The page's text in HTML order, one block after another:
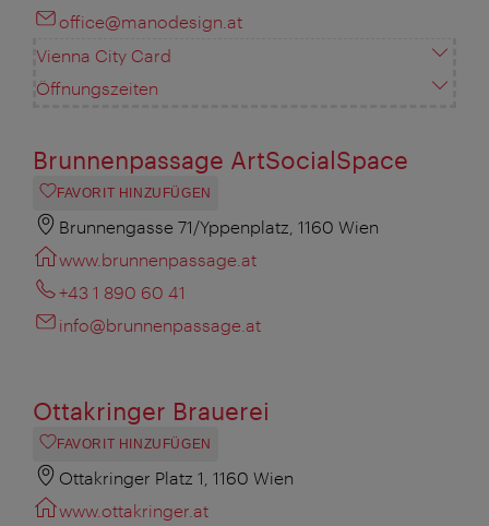
office@manodesign.at
Vienna City Card
Öffnungszeiten
Brunnenpassage ArtSocialSpace
FAVORIT HINZUFÜGEN
Brunnengasse 71/Yppenplatz, 1160 Wien
www.brunnenpassage.at
+43 1 890 60 41
info@brunnenpassage.at
Ottakringer Brauerei
FAVORIT HINZUFÜGEN
Ottakringer Platz 1, 1160 Wien
www.ottakringer.at